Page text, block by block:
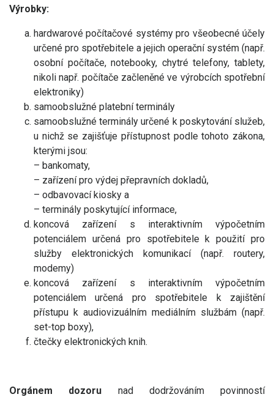
Výrobky:
hardwarové počítačové systémy pro všeobecné účely
určené pro spotřebitele a jejich operační systém (např.
osobní počítače, notebooky, chytré telefony, tablety,
nikoli např. počítače začleněné ve výrobcích spotřební
elektroniky)
samoobslužné platební terminály
samoobslužné terminály určené k poskytování služeb,
u nichž se zajišťuje přístupnost podle tohoto zákona,
kterými jsou:
– bankomaty,
– zařízení pro výdej přepravních dokladů,
– odbavovací kiosky a
– terminály poskytující informace,
koncová zařízení s interaktivním výpočetním
potenciálem určená pro spotřebitele k použití pro
služby elektronických komunikací (např. routery,
modemy)
koncová zařízení s interaktivním výpočetním
potenciálem určená pro spotřebitele k zajištění
přístupu k audiovizuálním mediálním službám (např.
set-top boxy),
čtečky elektronických knih.
Orgánem dozoru nad dodržováním povinností